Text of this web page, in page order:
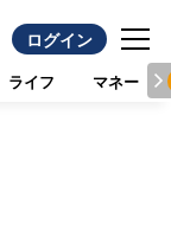
ログイン
ライフ マネー